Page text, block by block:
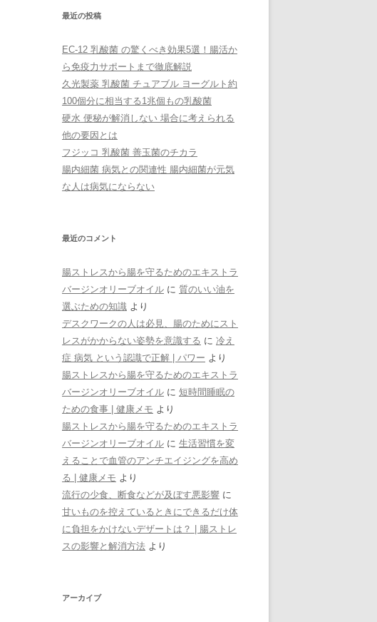
最近の投稿
EC-12 乳酸菌 の驚くべき効果5選！腸活か
ら免疫力サポートまで徹底解説
久光製薬 乳酸菌 チュアブル ヨーグルト約
100個分に相当する1兆個もの乳酸菌
硬水 便秘が解消しない 場合に考えられる
他の要因とは
フジッコ 乳酸菌 善玉菌のチカラ
腸内細菌 病気との関連性 腸内細菌が元気
な人は病気にならない
最近のコメント
腸ストレスから腸を守るためのエキストラ
バージンオリーブオイル に 質のいい油を
選ぶための知識 より
デスクワークの人は必見、腸のためにスト
レスがかからない姿勢を意識する に 冷え
症 病気 という認識で正解 | パワー より
腸ストレスから腸を守るためのエキストラ
バージンオリーブオイル に 短時間睡眠の
ための食事 | 健康メモ より
腸ストレスから腸を守るためのエキストラ
バージンオリーブオイル に 生活習慣を変
えることで血管のアンチエイジングを高め
る | 健康メモ より
流行の少食、断食などが及ぼす悪影響 に
甘いものを控えているときにできるだけ体
に負担をかけないデザートは？ | 腸ストレ
スの影響と解消方法 より
アーカイブ